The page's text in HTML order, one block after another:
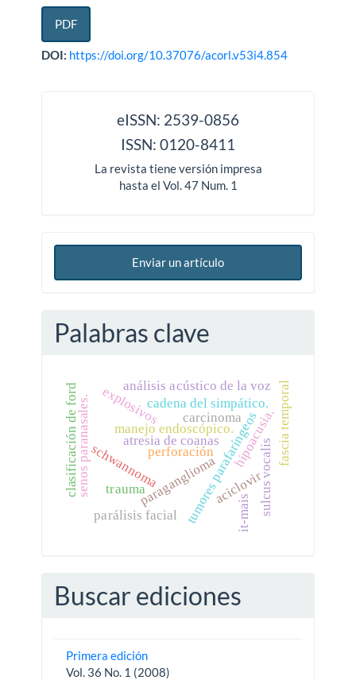
PDF
DOI: https://doi.org/10.37076/acorl.v53i4.854
eISSN: 2539-0856
ISSN: 0120-8411
La revista tiene versión impresa
hasta el Vol. 47 Num. 1
Enviar un artículo
Palabras clave
schwannomaparagangliomatumores parafaríngeos
cadena del simpático.
atresia de coanas
manejo endoscópico.
senos paranasales. perforación
trauma
explosivos
hipoacusia.
sulcus vocalis
fascia temporal
clasificación de ford análisis acústico de la voz
parálisis facial
aciclovir
carcinoma
it-mais
Buscar ediciones
Primera edición
Vol. 36 No. 1 (2008)